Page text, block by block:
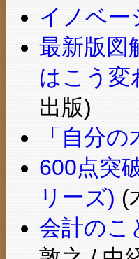
イノベー
最新版図
はこう変
出版)
「自分
600点突
リーズ) (
会計のこ